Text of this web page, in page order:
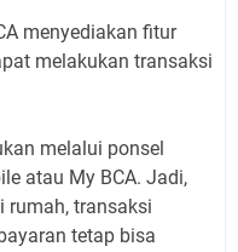
menyediakan fitur
melakukan transaksi
melalui ponsel
atau My BCA. Jadi,
rumah, transaksi
tetap bisa